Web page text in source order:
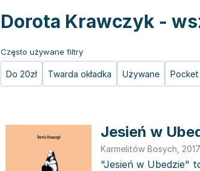
Dorota Krawczyk -
Często używane filtry
Do 20zł Twarda okładka Używane Pocket
Jesień w
Karmelitów Bosych 2017
"Jesień w Ubedzie"